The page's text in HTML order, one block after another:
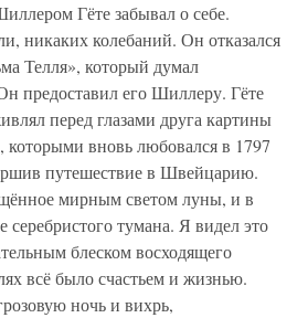
Гёте забывал о себе.
никаких колебаний. Он отказался
Телля», который думал
предоставил его Шиллеру. Гёте
перед глазами друга картины
вновь любовался в 1797
путешествие в Швейцарию.
мирным светом луны, и в
серебристого тумана. Я видел это
блеском восходящего
всё было счастьем и жизнью.
ночь и вихрь,